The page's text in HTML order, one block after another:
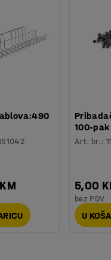
koje ne
Postolje i ploča stola
100-pak
Art. br.:
5,00
bez PDV
U